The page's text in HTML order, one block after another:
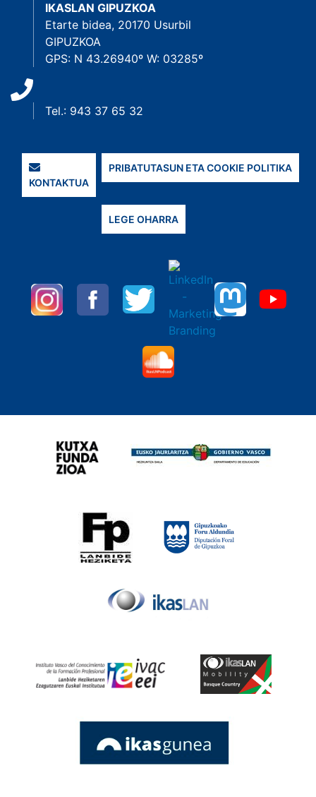
IKASLAN GIPUZKOA
Etarte bidea, 20170 Usurbil
GIPUZKOA
GPS: N 43.26940º W: 03285º
Tel.: 943 37 65 32
KONTAKTUA
PRIBATUTASUN ETA COOKIE POLITIKA
LEGE OHARRA